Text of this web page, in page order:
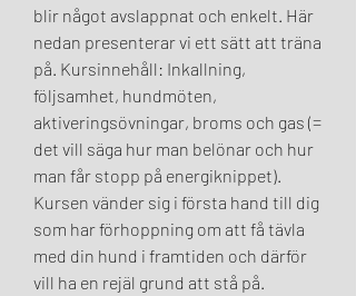
blir något avslappnat och enkelt. Här
nedan presenterar vi ett sätt att träna
på. Kursinnehåll: Inkallning,
följsamhet, hundmöten,
aktiveringsövningar, broms och gas (=
det vill säga hur man belönar och hur
man får stopp på energiknippet).
Kursen vänder sig i första hand till dig
som har förhoppning om att få tävla
med din hund i framtiden och därför
vill ha en rejäl grund att stå på.